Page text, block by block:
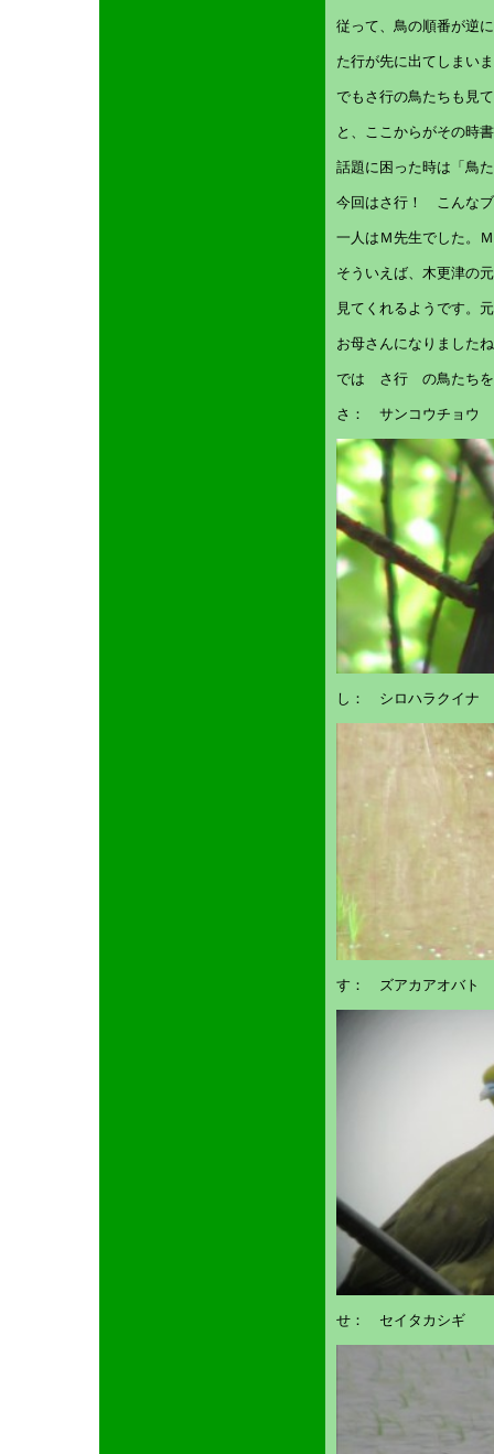
従って、鳥の順番が逆
た行が先に出てしまい
でもさ行の鳥たちも見
と、ここからがその時
話題に困った時は「鳥
今回はさ行！ こんな
一人はＭ先生でした。
そういえば、木更津の
見てくれるようです。
お母さんになりました
では さ行 の鳥たちを
さ： サンコウチョウ
し： シロハラクイナ
す： ズアカアオバト
せ： セイタカシギ